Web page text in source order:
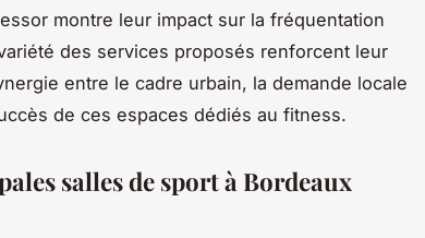
montre leur impact sur la fréquentation
des services proposés renforcent leur
entre le cadre urbain, la demande locale
de ces espaces dédiés au fitness.
salles de sport à Bordeaux